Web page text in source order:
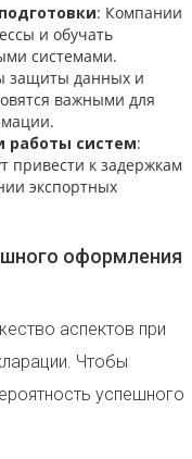
: Компании
и обучать
системами.
защиты данных и
важными для
работы систем:
привести к задержкам
экспортных
оформления
аспектов при
Чтобы
успешного